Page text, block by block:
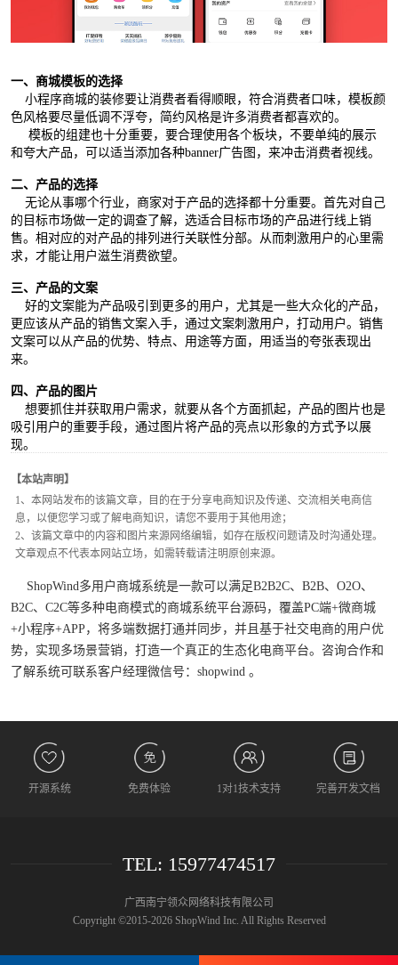
一、商城模板的选择
小程序商城的装修要让消费者看得顺眼，符合消费者口味，模板颜
色风格要尽量低调不浮夸，简约风格是许多消费者都喜欢的。
模板的组建也十分重要，要合理使用各个板块，不要单纯的展示
和夸大产品，可以适当添加各种banner广告图，来冲击消费者视线。
二、产品的选择
无论从事哪个行业，商家对于产品的选择都十分重要。首先对自己
的目标市场做一定的调查了解，选适合目标市场的产品进行线上销
售。相对应的对产品的排列进行关联性分部。从而刺激用户的心里需
求，才能让用户滋生消费欲望。
三、产品的文案
好的文案能为产品吸引到更多的用户，尤其是一些大众化的产品，
更应该从产品的销售文案入手，通过文案刺激用户，打动用户。销售
文案可以从产品的优势、特点、用途等方面，用适当的夸张表现出
来。
四、产品的图片
想要抓住并获取用户需求，就要从各个方面抓起，产品的图片也是
吸引用户的重要手段，通过图片将产品的亮点以形象的方式予以展
现。
【本站声明】
1、本网站发布的该篇文章，目的在于分享电商知识及传递、交流相关电商信
息，以便您学习或了解电商知识，请您不要用于其他用途；
2、该篇文章中的内容和图片来源网络编辑，如存在版权问题请及时沟通处理。
文章观点不代表本网站立场，如需转载请注明原创来源。
ShopWind多用户商城系统是一款可以满足B2B2C、B2B、O2O、
B2C、C2C等多种电商模式的商城系统平台源码，覆盖PC端+微商城
+小程序+APP，将多端数据打通并同步，并且基于社交电商的用户优
势，实现多场景营销，打造一个真正的生态化电商平台。咨询合作和
了解系统可联系客户经理微信号：shopwind 。
开源系统 免费体验 1对1技术支持 完善开发文档
TEL: 15977474517
广西南宁领众网络科技有限公司
Copyright ©2015-2026 ShopWind Inc. All Rights Reserved